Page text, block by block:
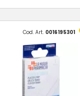
Cod. Art. 0016195301